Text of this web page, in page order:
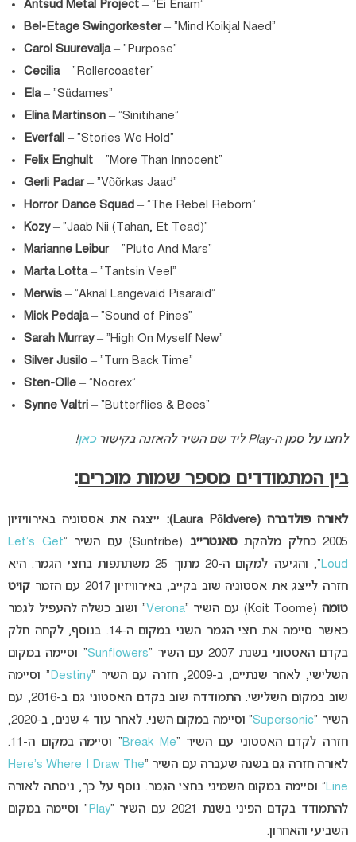
Antsud Metal Project – “Ei Enam”
Bel-Etage Swingorkester– “Mind Koikjal Naed”
Carol Suurevalja– “Purpose”
Cecilia– “Rollercoaster”
Ela– “Südames”
Elina Martinson – “Sinitihane”
Everfall – “Stories We Hold”
Felix Enghult – “More Than Innocent”
Gerli Padar– “Võõrkas Jaad”
Horror Dance Squad – “The Rebel Reborn”
Kozy– “Jaab Nii (Tahan, Et Tead)”
Marianne Leibur– “Pluto And Mars”
Marta Lotta– “Tantsin Veel”
Merwis – “Aknal Langevaid Pisaraid”
Mick Pedaja– “Sound of Pines”
Sarah Murray– “High On Myself New”
Silver Jusilo – “Turn Back Time”
Sten-Olle – “Noorex”
Synne Valtri – “Butterflies & Bees”
לחצו על סמן ה-Play ליד שם השיר להאזנה בקישור כאן!
בין המתמודדים מספר שמות מוכרים:
לאורה פולדברה (Laura P õldvere):
ייצגה את אסטוניה באירוויזיון
2005 כחלק מלהקת
סאנטרייב (Suntribe) עם השיר “
Let’s Get
Loud
“, והגיעה למקום ה-20 מתוך 25 משתתפות בחצי הגמר. היא
חזרה לייצג את אסטוניה שוב בקייב, באירוויזיון 2017 עם הזמר
קויט
טומה(Koit Toome) עם השיר “ Verona” ושוב כשלה להעפיל לגמר
כאשר סיימה את חצי הגמר השני במקום ה-14. בנוסף, לקחה חלק
בקדם האסטוני בשנת 2007 עם השיר “
Sunflowers” וסיימה במקום
השלישי, לאחר שנתיים, ב-2009, חזרה עם השיר “
Destiny ” וסיימה
שוב במקום השלישי. התמודדה שוב בקדם האסטוני גם ב-2016, עם
השיר “Supersonic
” וסיימה במקום השני. לאחר עוד 4 שנים, ב-2020,
חזרה לקדם האסטוני עם השיר “Break Me
” וסיימה במקום ה-11.
לאורה חזרה גם בשנה שעברה עם השיר “Here’s Where I Draw The
Line” וסיימה במקום השמיני בחצי הגמר. נוסף על כך, ניסתה לאורה
להתמודד בקדם הפיני בשנת 2021 עם השיר “
Play ” וסיימה במקום
השביעי והאחרון.